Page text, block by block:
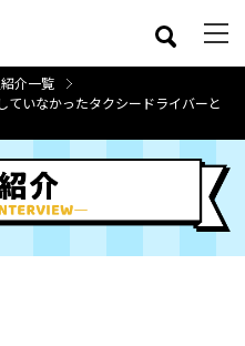
介一覧
ていなかったタクシードライバーと